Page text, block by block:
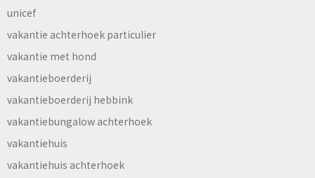
unicef
vakantie achterhoek particulier
vakantie met hond
vakantieboerderij
vakantieboerderij hebbink
vakantiebungalow achterhoek
vakantiehuis
vakantiehuis achterhoek